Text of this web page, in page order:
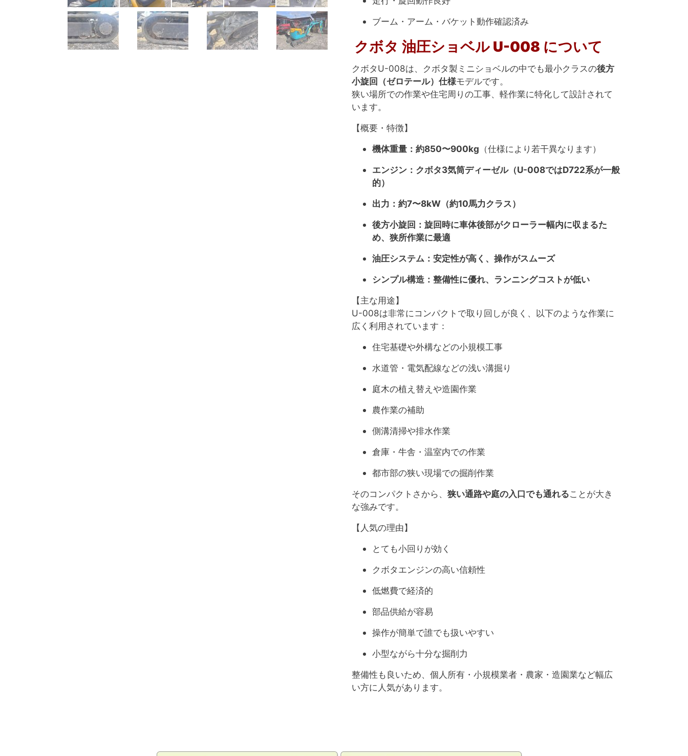
ブーム・アーム・バケット動作確認済み
クボタ 油圧ショベル U-008 について
クボタU-008は、クボタ製ミニショベルの中でも最小クラスの後方
小旋回（ゼロテール）仕様モデルです。
狭い場所での作業や住宅周りの工事、軽作業に特化して設計されて
います。
【概要・特徴】
機体重量：約850〜900kg （仕様により若干異なります）
エンジン：クボタ3気筒ディーゼル（U-008ではD722系が一般
的）
出力：約7〜8kW（約10馬力クラス）
後方小旋回：旋回時に車体後部がクローラー幅内に収まるた
め、狭所作業に最適
油圧システム：安定性が高く、操作がスムーズ
シンプル構造：整備性に優れ、ランニングコストが低い
【主な用途】
U-008は非常にコンパクトで取り回しが良く、以下のような作業に
広く利用されています：
住宅基礎や外構などの小規模工事
水道管・電気配線などの浅い溝掘り
庭木の植え替えや造園作業
農作業の補助
側溝清掃や排水作業
倉庫・牛舎・温室内での作業
都市部の狭い現場での掘削作業
そのコンパクトさから、 狭い通路や庭の入口でも通れることが大き
な強みです。
【人気の理由】
とても小回りが効く
クボタエンジンの高い信頼性
低燃費で経済的
部品供給が容易
操作が簡単で誰でも扱いやすい
小型ながら十分な掘削力
整備性も良いため、個人所有・小規模業者・農家・造園業など幅広
い方に人気があります。